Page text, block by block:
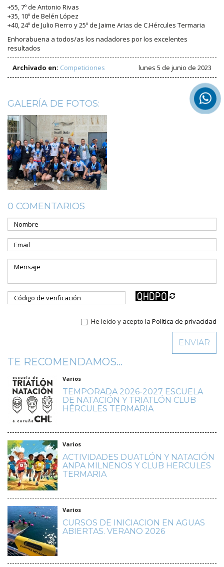
+55, 7º de Antonio Rivas
+35, 10º de Belén López
+40, 24º de Julio Fierro y 25º de Jaime Arias de C.Hércules Termaria
Enhorabuena a todos/as los nadadores por los excelentes
resultados
Archivado en: Competiciones lunes 5 de junio de 2023
GALERÍA DE FOTOS:
0 COMENTARIOS
He leido y acepto la Política de privacidad
TE RECOMENDAMOS...
Varios
TEMPORADA 2026-2027 ESCUELA
DE NATACIÓN Y TRIATLÓN CLUB
HÉRCULES TERMARIA
Varios
ACTIVIDADES DUATLÓN Y NATACIÓN
ANPA MILNENOS Y CLUB HERCULES
TERMARIA
Varios
CURSOS DE INICIACION EN AGUAS
ABIERTAS. VERANO 2026